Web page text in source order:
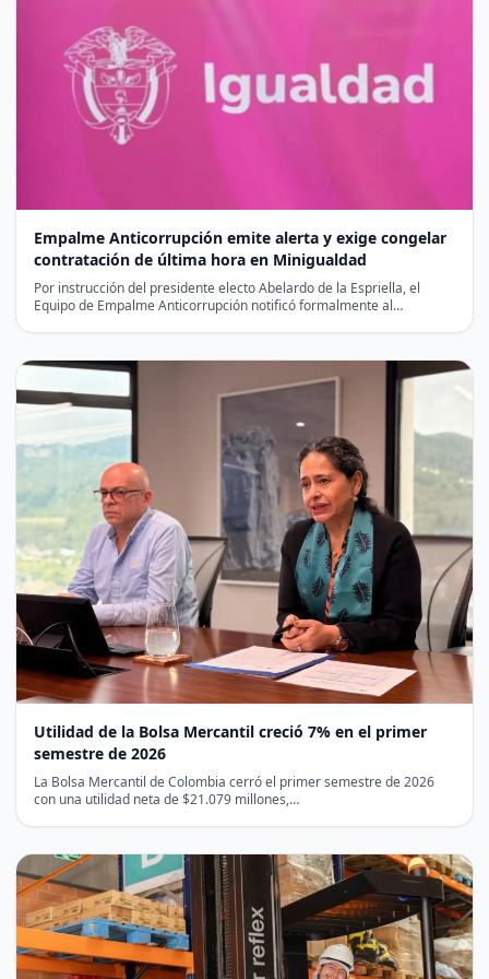
Empalme Anticorrupción emite alerta y exige congelar
contratación de última hora en Minigualdad
Por instrucción del presidente electo Abelardo de la Espriella, el
Equipo de Empalme Anticorrupción notificó formalmente al
Utilidad de la Bolsa Mercantil creció 7% en el primer
semestre de 2026
La Bolsa Mercantil de Colombia cerró el primer semestre de 2026
con una utilidad neta de $21.079 millones,…